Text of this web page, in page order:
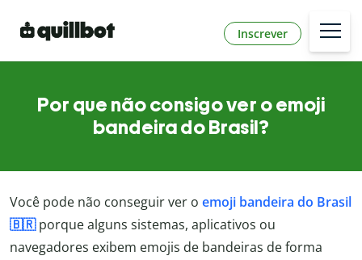
Inscrever
Por que não consigo ver o emoji
bandeira do Brasil?
Você pode não conseguir ver o emoji bandeira do Brasil
🇧🇷porque alguns sistemas, aplicativos ou
navegadores exibem emojis de bandeiras de forma